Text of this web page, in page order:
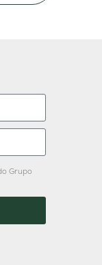
Grupo